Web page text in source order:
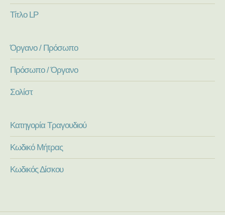
Τίτλο LP
Όργανο / Πρόσωπο
Πρόσωπο / Όργανο
Σολίστ
Κατηγορία Τραγουδιού
Κωδικό Μήτρας
Κωδικός Δίσκου